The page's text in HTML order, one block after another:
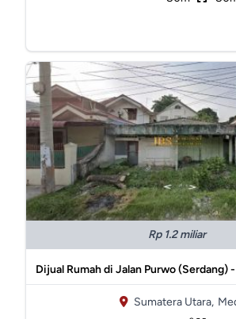
Rp 1.2 miliar
Dijual Rumah di Jalan Purwo (Serdang)
Sumatera Utara,